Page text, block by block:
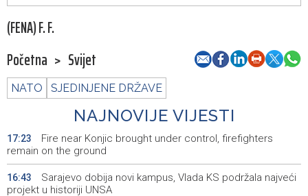
(FENA) F. F.
Početna > Svijet
NATO SJEDINJENE DRŽAVE
NAJNOVIJE VIJESTI
17:23
Fire near Konjic brought under control, firefighters
remain on the ground
16:43
Sarajevo dobija novi kampus, Vlada KS podržala najveći
projekt u historiji UNSA